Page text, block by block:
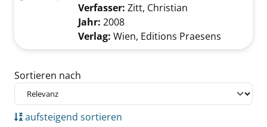
Verfasser: Zitt, Christian
Jahr: 2008
Verlag: Wien, Editions Praesens
Zu den Suchfiltern springen
Sortieren nach
aufsteigend sortieren